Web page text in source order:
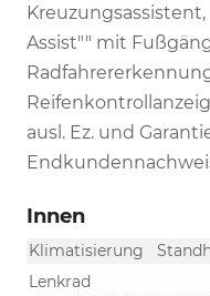
Assist"" mit
ausl. Ez. und
Innen
Klimatisierung
Lenkrad